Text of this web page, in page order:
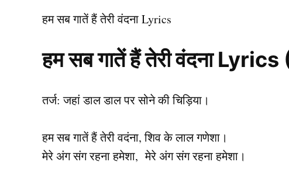
हम सब गातें हैं तेरी वंदना Lyrics
हम सब गातें हैं तेरी वंदना
तर्ज: जहां डाल डाल पर सोने की चिड़िया।
हम सब गातें हैं तेरी वदंना, शिव के लाल गणेशा।
मेरे अंग संग रहना हमेशा, मेरे अंग संग रहना हमेशा।